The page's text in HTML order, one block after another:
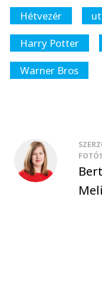
Hétvezér
Harry Potter
Warner Bros